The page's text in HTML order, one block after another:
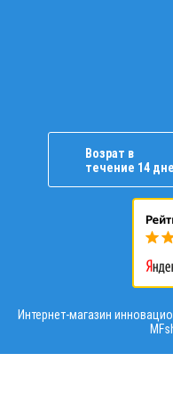
Возрат в
течение 14
Интернет-магазин